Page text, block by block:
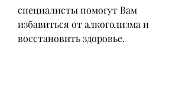
специалисты помогут Вам
избавиться от алкоголизма и
восстановить здоровье.